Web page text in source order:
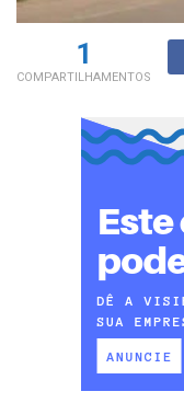
1
COMPARTILHAMENTOS